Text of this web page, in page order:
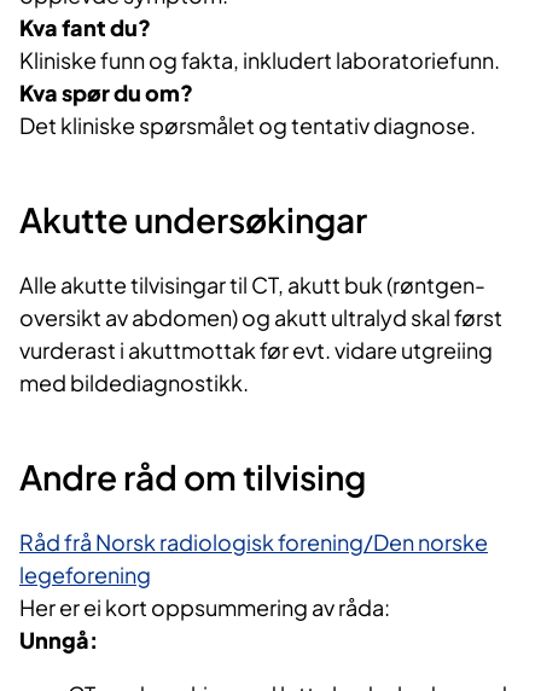
Kva fant du?
Kliniske funn og fakta, inkludert laboratoriefunn.
Kva spør du om?
Det kliniske spørsmålet og tentativ diagnose.
Akutte undersøkingar
Alle akutte tilvisingar til CT, akutt buk (røntgen-
oversikt av abdomen) og akutt ultralyd skal først
vurderast i akuttmottak før evt. vidare utgreiing
med bildediagnostikk.
Andre råd om tilvising
Råd frå Norsk radiologisk forening/Den norske
legeforening
Her er ei kort oppsummering av råda:
Unngå: